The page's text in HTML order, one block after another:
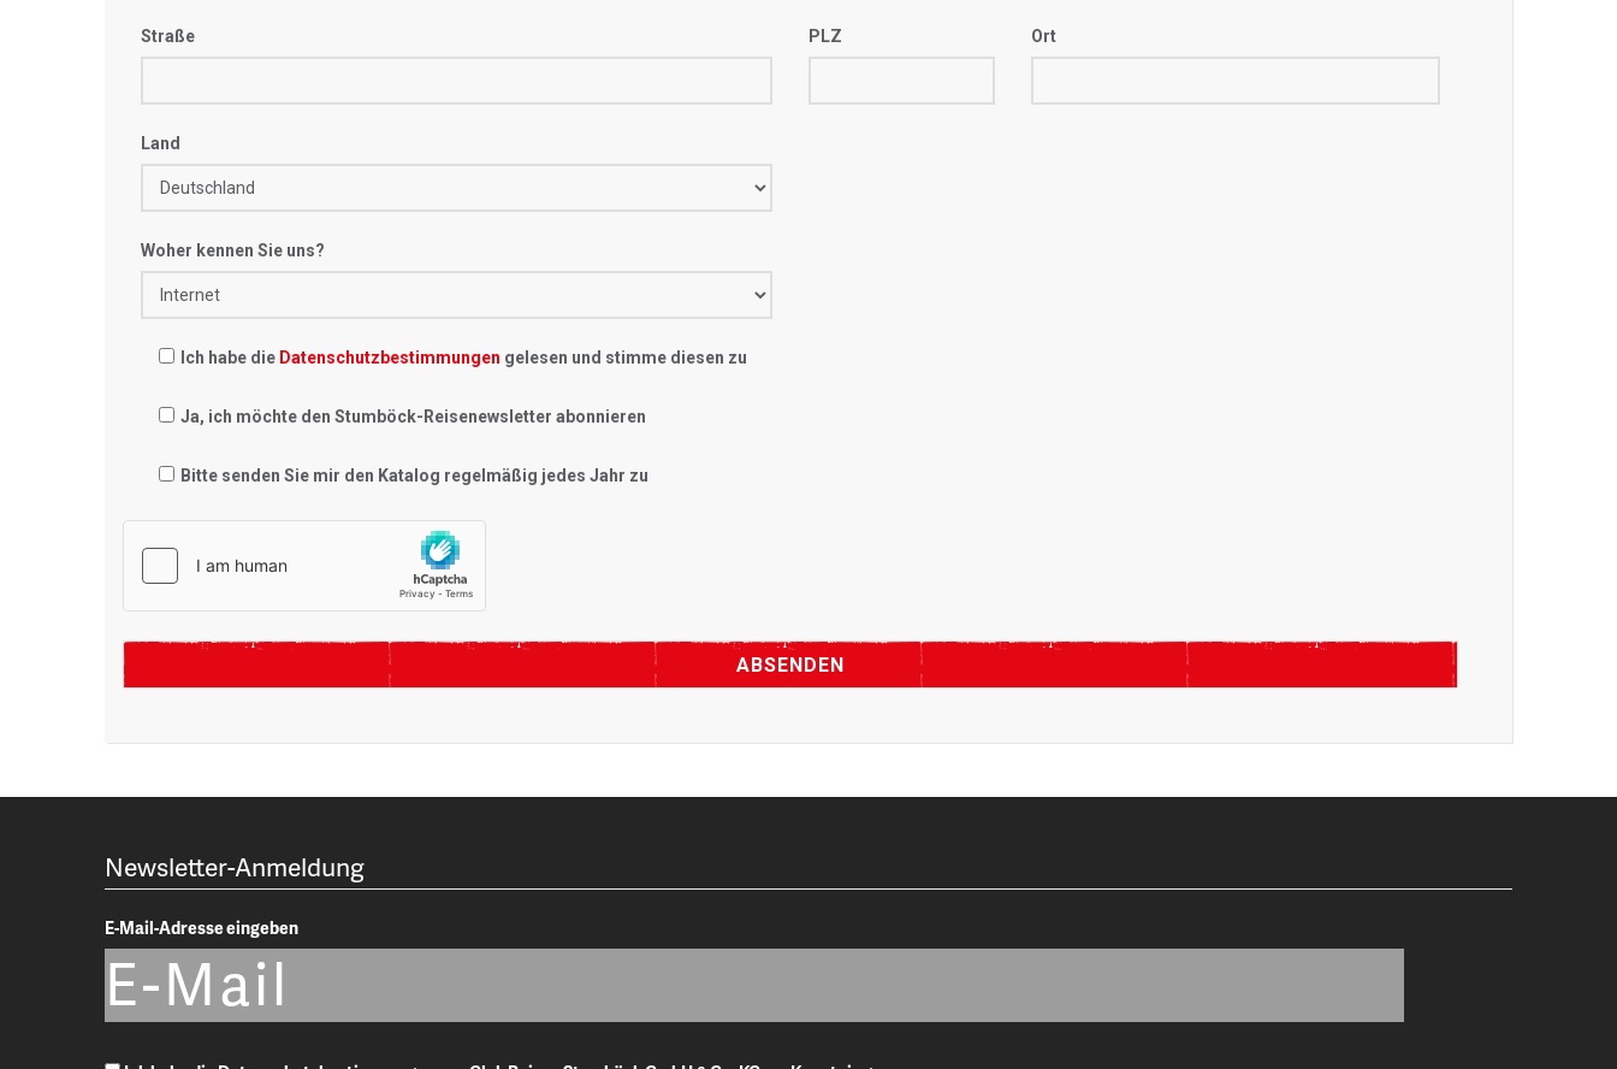
Straße PLZ Ort
Land
Woher kennen Sie uns?
Ich habe die Datenschutzbestimmungen gelesen und stimme diesen zu
Ja, ich möchte den Stumböck-Reisenewsletter abonnieren
Bitte senden Sie mir den Katalog regelmäßig jedes Jahr zu
Newsletter-Anmeldung
E-Mail-Adresse eingeben